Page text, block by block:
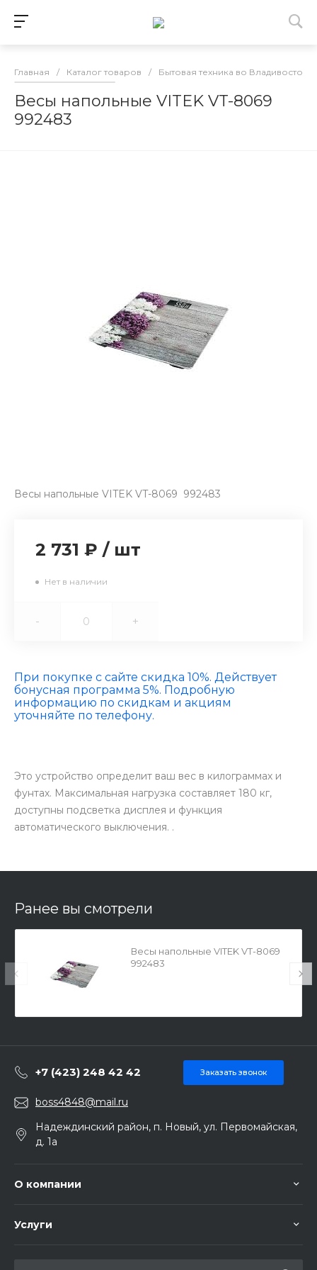
Главная / Каталог товаров / Бытовая техника во Владивостоке
Весы напольные VITEK VT-8069
992483
Весы напольные VITEK VT-8069 992483
2 731 ₽ / шт
Нет в наличии
- +
При покупке с сайте скидка 10%. Действует
бонусная программа 5%. Подробную
информацию по скидкам и акциям
уточняйте по телефону.
Это устройство определит ваш вес в килограммах и
фунтах. Максимальная нагрузка составляет 180 кг,
доступны подсветка дисплея и функция
автоматического выключения. .
Ранее вы смотрели
Весы напольные VITEK VT-8069
992483
+7 (423) 248 42 42 Заказать звонок
boss4848@mail.ru
Надеждинский район, п. Новый, ул. Первомайская,
д. 1а
О компании
Услуги